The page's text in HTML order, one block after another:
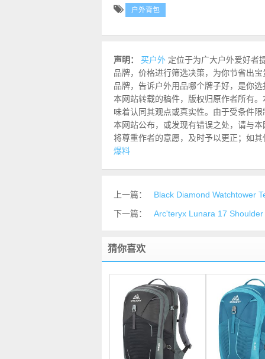
户外背包
声明： 买户外 定位于为广大户外爱好者
品牌，价格进行筛选决策，为你节省出
品牌，告诉户外用品哪个牌子好，是你
本网站转载的稿件，版权归原作者所有
味着认同其观点或真实性。由于受条件
本网站公布，或发现有错误之处，请与
将尊重作者的意愿，及时予以更正；如
爆料
上一篇：
Black Diamond Watchtower
下一篇：
Arc'teryx Lunara 17
猜你喜欢